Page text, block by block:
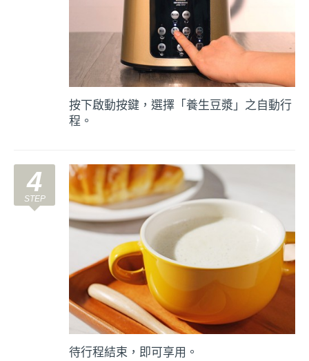
按下啟動按鍵，選擇「養生豆漿」之自動行
程。
4
待行程結束，即可享用。